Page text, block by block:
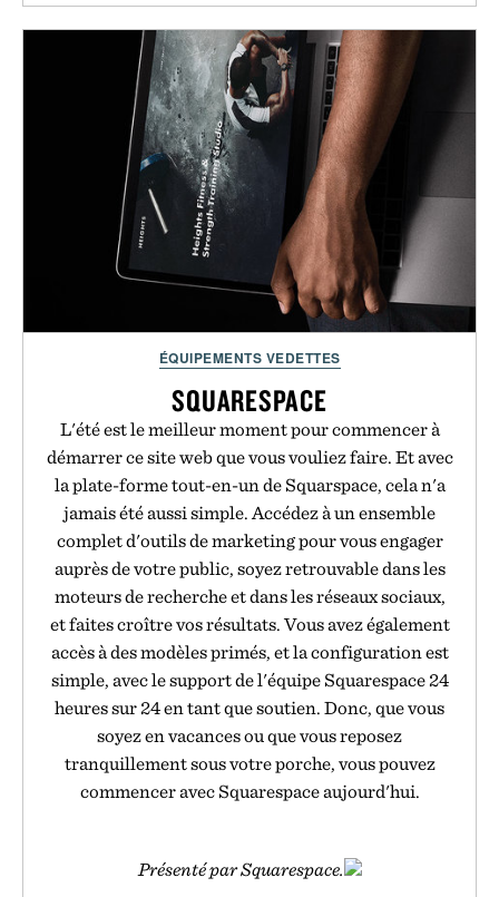
ÉQUIPEMENTS VEDETTES
SQUARESPACE
L'été est le meilleur moment pour commencer à
démarrer ce site web que vous vouliez faire. Et avec
la plate-forme tout-en-un de Squarspace, cela n'a
jamais été aussi simple. Accédez à un ensemble
complet d'outils de marketing pour vous engager
auprès de votre public, soyez retrouvable dans les
moteurs de recherche et dans les réseaux sociaux,
et faites croître vos résultats. Vous avez également
accès à des modèles primés, et la configuration est
simple, avec le support de l'équipe Squarespace 24
heures sur 24 en tant que soutien. Donc, que vous
soyez en vacances ou que vous reposez
tranquillement sous votre porche, vous pouvez
commencer avec Squarespace aujourd'hui.
Présenté par Squarespace.